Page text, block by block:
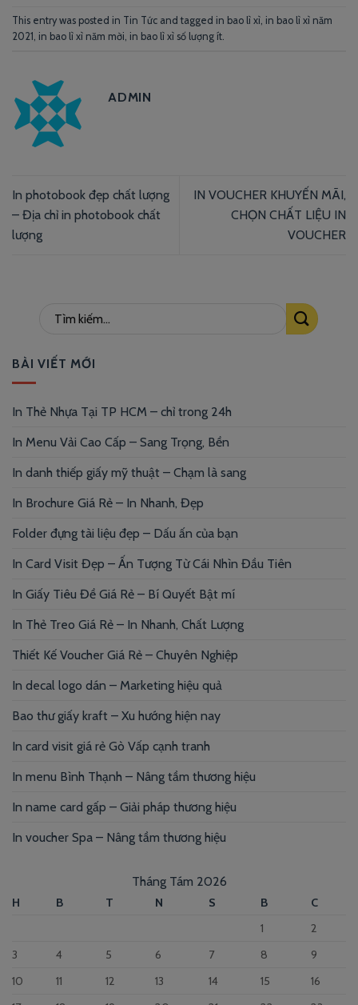
This entry was posted in Tin Tức and tagged in bao lì xì in bao lì xì năm
2021 in bao lì xì năm mời in bao lì xì số lượng ít
ADMIN
In photobook đẹp chất lượng
– Địa chỉ in photobook chất
lượng
IN VOUCHER KHUYẾN MÃI,
CHỌN CHẤT LIỆU IN
VOUCHER
BÀI VIẾT MỚI
In Thẻ Nhựa Tại TP HCM – chỉ trong 24h
In Menu Vải Cao Cấp – Sang Trọng, Bền
In danh thiếp giấy mỹ thuật – Chạm là sang
In Brochure Giá Rẻ – In Nhanh, Đẹp
Folder đựng tài liệu đẹp – Dấu ấn của bạn
In Card Visit Đẹp – Ấn Tượng Từ Cái Nhìn Đầu Tiên
In Giấy Tiêu Đề Giá Rẻ – Bí Quyết Bật mí
In Thẻ Treo Giá Rẻ – In Nhanh, Chất Lượng
Thiết Kế Voucher Giá Rẻ – Chuyên Nghiệp
In decal logo dán – Marketing hiệu quả
Bao thư giấy kraft – Xu hướng hiện nay
In card visit giá rẻ Gò Vấp cạnh tranh
In menu Bình Thạnh – Nâng tầm thương hiệu
In name card gấp – Giải pháp thương hiệu
In voucher Spa – Nâng tầm thương hiệu
Tháng Tám 2026
H B T N S B
C
1
2
3
4 5 6 7 8
9
10
11 12 13 14 15
16